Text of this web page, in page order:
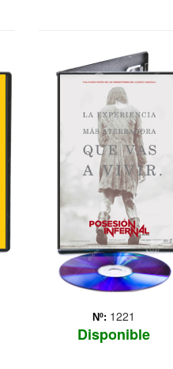
Nº: 1221
Disponible
POSESION
INFERNAL
Cinco amigos se alojan en
una cabaña de Tenessee
para así poder ayudar a
una de los jóvenes, que se
encuentra en rehabilitación
por drogas. Estar sin sus
drogas convierte a la chica
en una p... Más